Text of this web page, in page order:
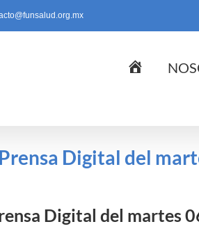
Inicio
Digital del
Digital del martes